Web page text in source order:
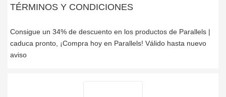
TÉRMINOS Y CONDICIONES
Consigue un 34% de descuento en los productos de Parallels |
caduca pronto, ¡Compra hoy en Parallels! Válido hasta nuevo
aviso